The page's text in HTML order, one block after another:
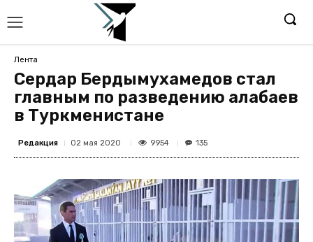
Лента
Сердар Бердымухамедов стал
главным по разведению алабаев
в Туркменистане
Редакция 02 мая 2020 9954 135